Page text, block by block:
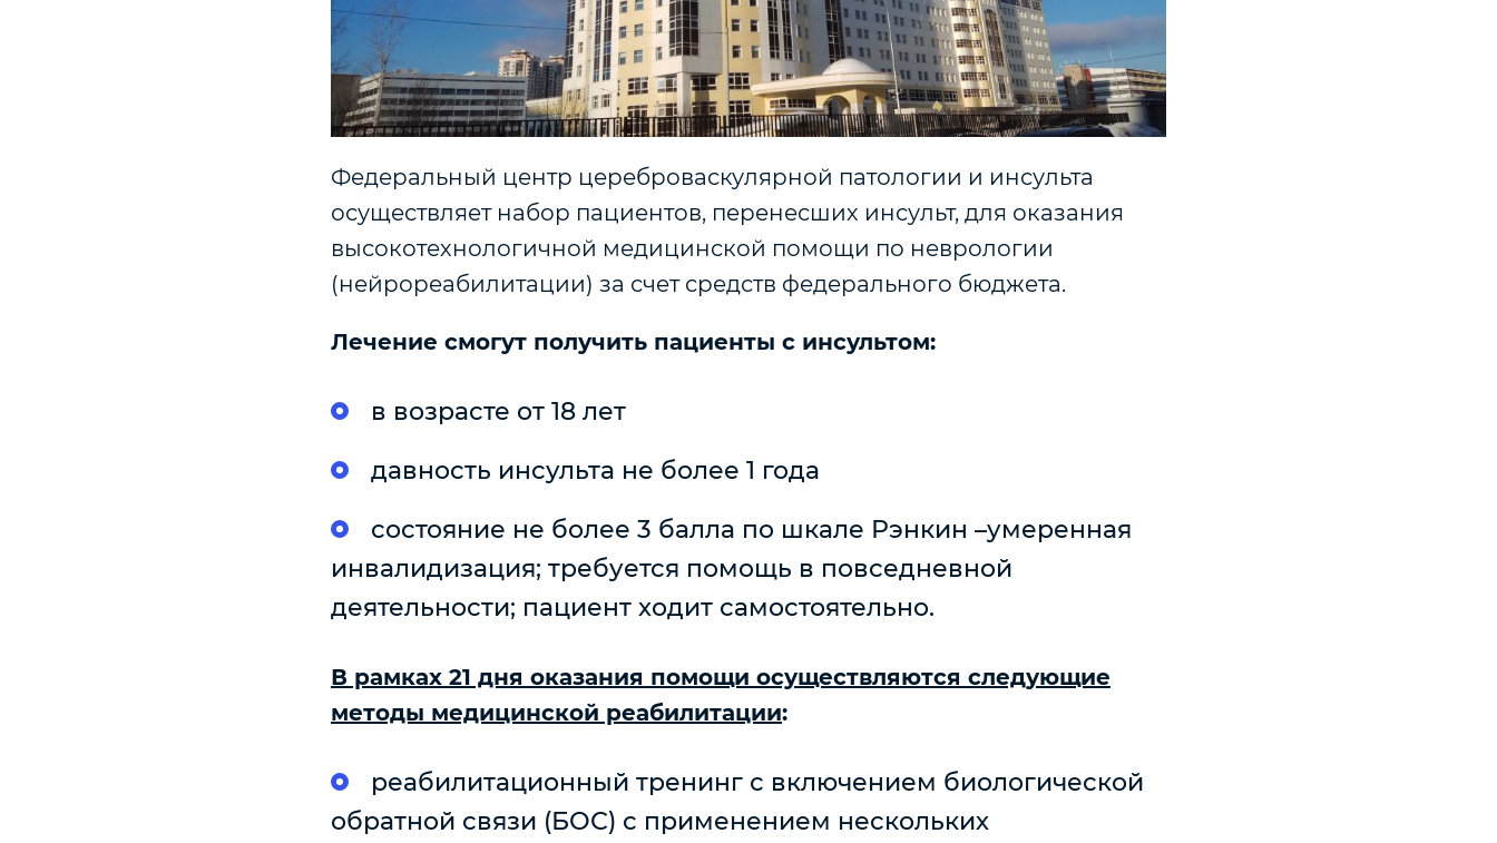
Федеральный центр цереброваскулярной патологии и инсульта
осуществляет набор пациентов, перенесших инсульт, для оказания
высокотехнологичной медицинской помощи по неврологии
(нейрореабилитации) за счет средств федерального бюджета.
Лечение смогут получить пациенты с инсультом:
в возрасте от 18 лет
давность инсульта не более 1 года
состояние не более 3 балла по шкале Рэнкин –умеренная
инвалидизация; требуется помощь в повседневной
деятельности; пациент ходит самостоятельно.
В рамках 21 дня оказания помощи осуществляются следующие
методы медицинской реабилитации:
реабилитационный тренинг с включением биологической
обратной связи (БОС) с применением нескольких